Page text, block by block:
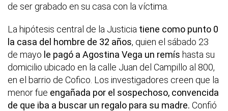
de ser grabado en su casa con la víctima.
La hipótesis central de la Justicia tiene como punto 0
la casa del hombre de 32 años, quien el sábado 23
de mayo le pagó a Agostina Vega un remís hasta su
domicilio ubicado en la calle Juan del Campillo al 800,
en el barrio de Cofico. Los investigadores creen que la
menor fue engañada por el sospechoso, convencida
de que iba a buscar un regalo para su madre. Confió